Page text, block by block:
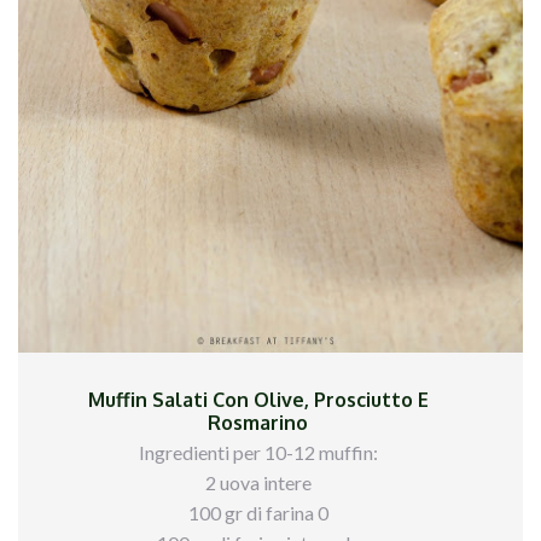
Muffin Salati Con Olive, Prosciutto E
Rosmarino
Ingredienti per 10-12 muffin:
2 uova intere
100 gr di farina 0